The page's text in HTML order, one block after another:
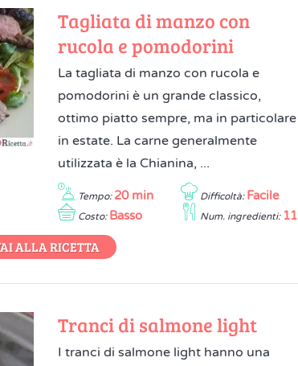
Tagliata di manzo con
rucola e pomodorini
La tagliata di manzo con rucola e
pomodorini è un grande classico,
ottimo piatto sempre, ma in particolare
in estate. La carne generalmente
utilizzata è la Chianina, ...
Tempo: 20 min Difficoltà: Facile
Costo: Basso Num. ingredienti: 11
ALLA RICETTA
Tranci di salmone light
I tranci di salmone light hanno una